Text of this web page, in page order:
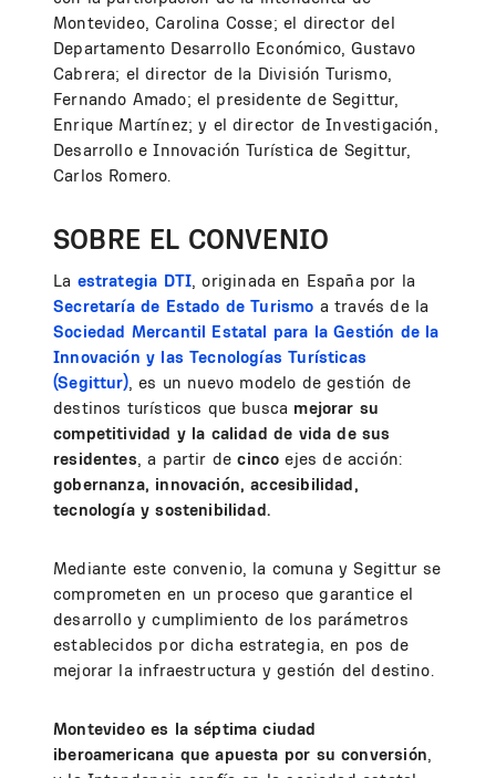
Montevideo, Carolina Cosse; el director del
Departamento Desarrollo Económico, Gustavo
Cabrera; el director de la División Turismo,
Fernando Amado; el presidente de Segittur,
Enrique Martínez; y el director de Investigación,
Desarrollo e Innovación Turística de Segittur,
Carlos Romero.
SOBRE EL CONVENIO
La estrategia DTI, originada en España por la
Secretaría de Estado de Turismo a través de la
Sociedad Mercantil Estatal para la Gestión de la
Innovación y las Tecnologías Turísticas
(Segittur), es un nuevo modelo de gestión de
destinos turísticos que busca mejorar su
competitividad y la calidad de vida de sus
residentes, a partir decinco ejes de acción:
gobernanza, innovación, accesibilidad,
tecnología y sostenibilidad.
Mediante este convenio, la comuna y Segittur se
comprometen en un proceso que garantice el
desarrollo y cumplimiento de los parámetros
establecidos por dicha estrategia, en pos de
mejorar la infraestructura y gestión del destino.
Montevideo es la séptima ciudad
iberoamericana que apuesta por su conversión,